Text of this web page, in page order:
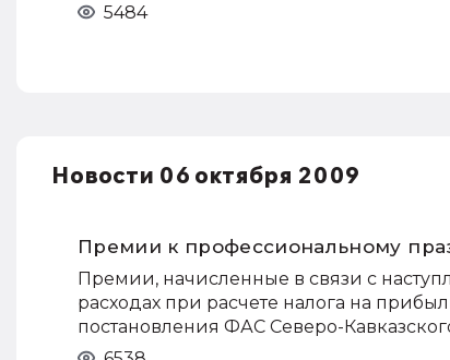
5484
Новости 06 октября 2009
Премии к профессиональному
Премии, начисленные в связи с
расходах при расчете налога на
постановления ФАС Северо-